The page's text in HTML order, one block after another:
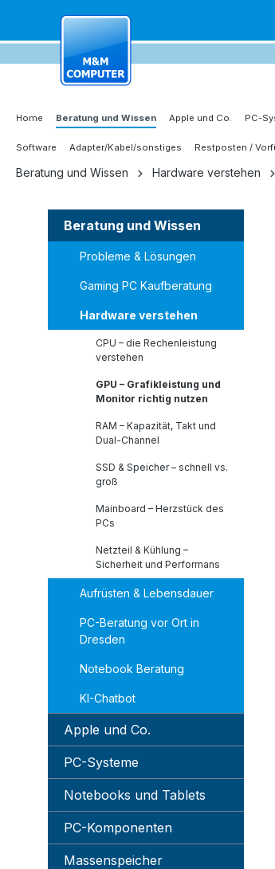
Zur Hauptnavigation springen
Home Beratung und Wissen Apple und Co. PC-
Software Adapter/Kabel/sonstiges Restposten /
Beratung und Wissen Hardware verstehen
Beratung und Wissen
Probleme & Lösungen
Gaming PC Kaufberatung
Hardware verstehen
CPU – die Rechenleistung
verstehen
GPU – Grafikleistung und
Monitor richtig nutzen
RAM – Kapazität, Takt und
Dual-Channel
SSD & Speicher – schnell vs.
groß
Mainboard – Herzstück des
PCs
Netzteil & Kühlung –
Sicherheit und Performans
Aufrüsten & Lebensdauer
PC-Beratung vor Ort in
Dresden
Notebook Beratung
KI-Chatbot
Apple und Co.
PC-Systeme
Notebooks und Tablets
PC-Komponenten
Massenspeicher